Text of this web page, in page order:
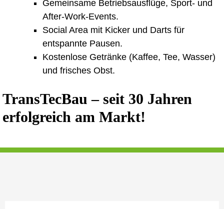
Gemeinsame Betriebsausflüge, Sport- und
After-Work-Events.
Social Area mit Kicker und Darts für
entspannte Pausen.
Kostenlose Getränke (Kaffee, Tee, Wasser)
und frisches Obst.
TransTecBau – seit 30 Jahren
erfolgreich am Markt!